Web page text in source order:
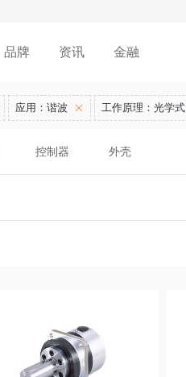
品牌 资讯 金融
应用：谐波 工作原理：光学式
控制器 外壳